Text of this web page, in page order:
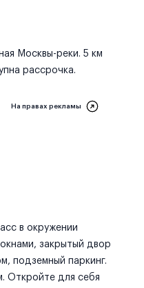
Москвы-реки. 5 км
рассрочка.
На правах рекламы
в окружении
закрытый двор
подземный паркинг.
Откройте для себя